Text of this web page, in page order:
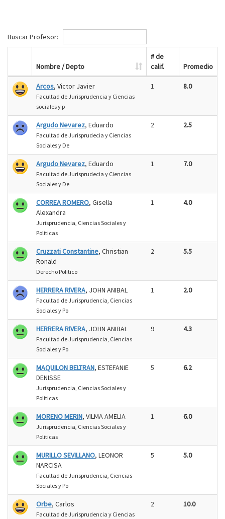
Buscar Profesor:
Nombre / Depto
# de
calif.
Promedio
Arcos, Victor Javier
Facultad de Jurisprudencia y Ciencias
sociales y p
1 8.0
Argudo Nevarez, Eduardo
Facultad de Jurisprudecia y Ciencias
Sociales y De
2 2.5
Argudo Nevarez, Eduardo
Facultad de Jurisprudecia y Ciencias
Sociales y De
1 7.0
CORREA ROMERO, Gisella
Alexandra
Jurisprudencia, Ciencias Sociales y
Politicas
1 4.0
Cruzzati Constantine, Christian
Ronald
Derecho Politico
2 5.5
HERRERA RIVERA, JOHN ANIBAL
Facultad de Jurisprudencia, Ciencias
Sociales y Po
1 2.0
HERRERA RIVERA, JOHN ANIBAL
Facultad de Jurisprudencia, Ciencias
Sociales y Po
9 4.3
MAQUILON BELTRAN, ESTEFANIE
DENISSE
Jurisprudencia, Ciencias Sociales y
Politicas
5 6.2
MORENO MERIN, VILMA AMELIA
Jurisprudencia, Ciencias Sociales y
Politicas
1 6.0
MURILLO SEVILLANO, LEONOR
NARCISA
Facultad de Jurisprudencia, Ciencias
Sociales y Po
5 5.0
Orbe, Carlos
Facultad de Jurisprudencia y Ciencias
2 10.0